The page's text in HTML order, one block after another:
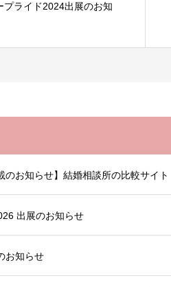
プライド2024出展のお知
のお知らせ】結婚相談所の比較サイ
出展のお知らせ
お知らせ